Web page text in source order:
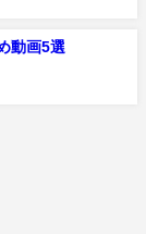
動画5選